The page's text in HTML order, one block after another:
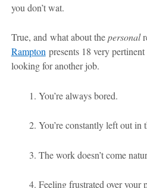
you don’t wat.
True, and what about thepersonal
Ramptonpresents 18 very pertinent
looking for another job.
1. You’re always bored.
2. You’re constantly left out in
3. The work doesn’t come
4. Feeling frustrated over your